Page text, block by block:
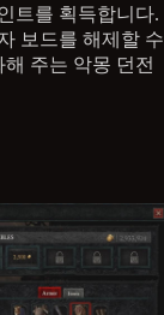
트를 획득합니다.
보드를 해제할 수
주는 악몽 던전